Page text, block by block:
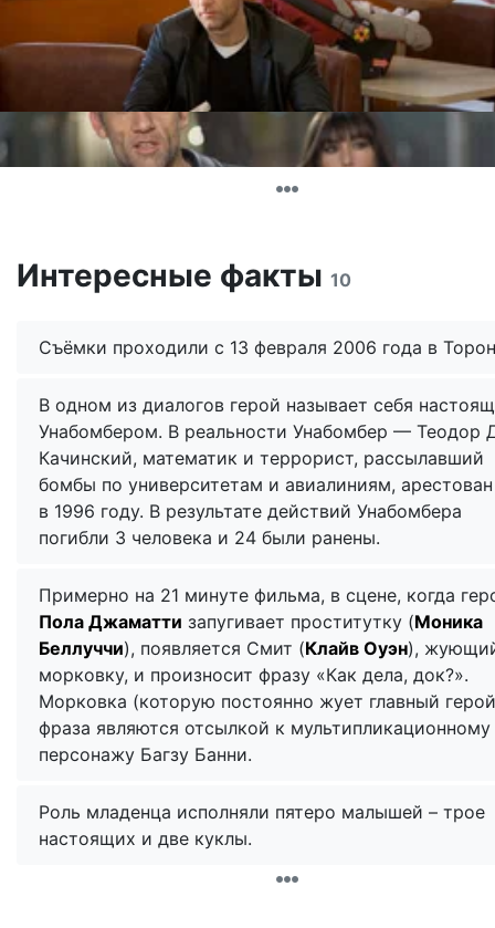
Интересные факты 10
Съёмки проходили с 13 февраля 2006 года в
В одном из диалогов герой называет себя
Унабомбером. В реальности Унабомбер — Теодор
Качинский, математик и террорист, рассылавший
бомбы по университетам и авиалиниям,
в 1996 году. В результате действий Унабомбера
погибли 3 человека и 24 были ранены.
Примерно на 21 минуте фильма, в сцене, когда
Пола Джаматти запугивает проститутку (Моника
Беллуччи), появляется Смит (Клайв Оуэн),
морковку, и произносит фразу «Как дела, док?».
Морковка (которую постоянно жует главный
фраза являются отсылкой к мультипликационному
персонажу Багзу Банни.
Роль младенца исполняли пятеро малышей – трое
настоящих и две куклы.